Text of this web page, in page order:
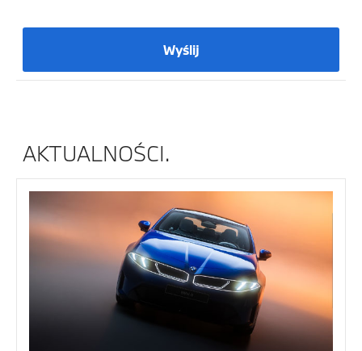
Wyślij
AKTUALNOŚCI.